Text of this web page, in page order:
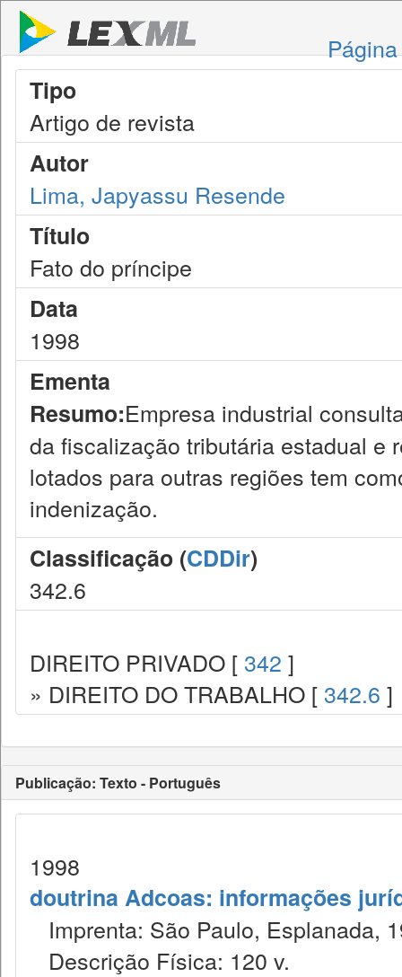
Tipo
Artigo de revista
Autor
Lima, Japyassu Resende
Título
Fato do príncipe
Data
1998
Ementa
Resumo:Empresa industrial
da fiscalização tributária estadual e
lotados para outras regiões tem
indenização.
Classificação (CDDir)
342.6
DIREITO PRIVADO [ 342 ]
» DIREITO DO TRABALHO [ 342.6 ]
Publicação: Texto - Português
1998
doutrina Adcoas: informações
Imprenta: São Paulo, Esplanada,
Descrição Física: 120 v.